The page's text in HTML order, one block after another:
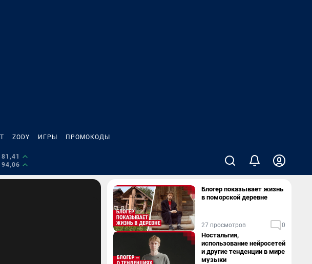
ZODY ИГРЫ ПРОМОКОДЫ
81,41
94,06
Блогер показывает жизнь
в поморской деревне
27 просмотров 0
Ностальгия,
использование нейросетей
и другие тенденции в мире
музыки